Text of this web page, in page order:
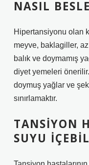
NASIL
Hipertansiyonu olan
meyve, baklagiller,
balık ve doymamış
diyet yemeleri önerilir.
doymuş yağlar ve
sınırlamaktır.
TANSIYON
SUYU